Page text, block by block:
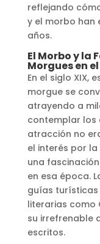
reflejando
y el morbo han
años.
El Morbo y la
Morgues en
En el siglo XIX,
morgue se
atrayendo a
contemplar los
atracción no
el interés por
una
en esa época.
guías
literarias como
su irrefrenable
escritos​​.